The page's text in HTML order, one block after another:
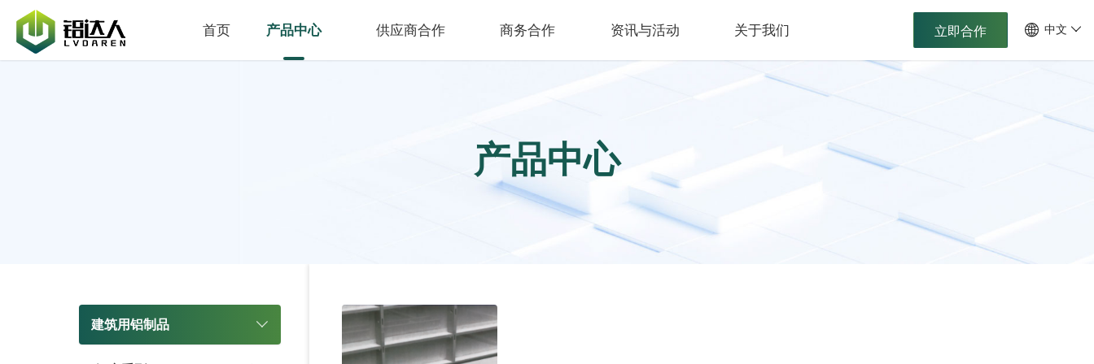
首页 产品中心 供应商合作 商务合作 资讯与活动 关于我们 中文
立即合作
产品中心
建筑用铝制品